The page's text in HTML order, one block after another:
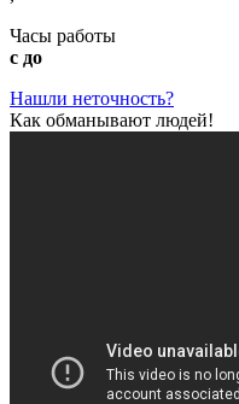
Часы работы
с до
Нашли неточность?
Как обманывают людей!